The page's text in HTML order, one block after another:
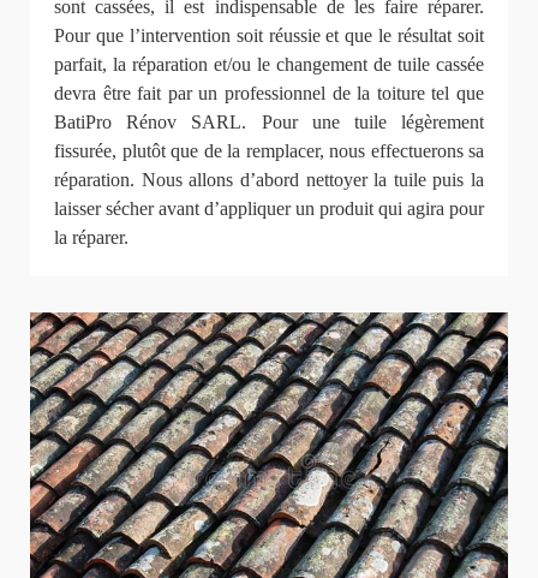
sont cassées, il est indispensable de les faire réparer.
Pour que l’intervention soit réussie et que le résultat soit
parfait, la réparation et/ou le changement de tuile cassée
devra être fait par un professionnel de la toiture tel que
BatiPro Rénov SARL. Pour une tuile légèrement
fissurée, plutôt que de la remplacer, nous effectuerons sa
réparation. Nous allons d’abord nettoyer la tuile puis la
laisser sécher avant d’appliquer un produit qui agira pour
la réparer.